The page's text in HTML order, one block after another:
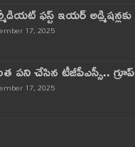
ఫస్ట్‌ ఇయర్‌
17, 2025
పని చేసిన టీజీపీఎస్సీ..
17, 2025